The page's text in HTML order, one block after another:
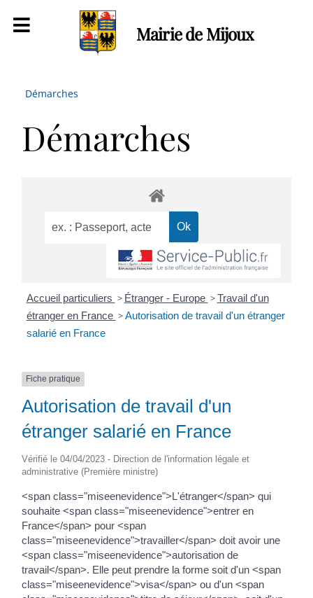
Mairie de Mijoux
Démarches
Démarches
Accueil particuliers > Étranger - Europe > Travail d'un
étranger en France > Autorisation de travail d'un étranger
salarié en France
Fiche pratique
Autorisation de travail d'un
étranger salarié en France
Vérifié le 04/04/2023 - Direction de l'information légale et
administrative (Première ministre)
<span class="miseenevidence">L'étranger</span> qui
souhaite <span class="miseenevidence">entrer en
France</span> pour <span
class="miseenevidence">travailler</span> doit avoir une
<span class="miseenevidence">autorisation de
travail</span>. Elle peut prendre la forme soit d'un <span
class="miseenevidence">visa</span> ou d'un <span